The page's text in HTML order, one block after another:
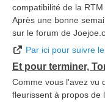
compatibilité de la RTM
Après une bonne
sur le forum de
Par ici pour suivre
Et pour terminer,
Comme vous l'avez vu
fleurissent à propos de